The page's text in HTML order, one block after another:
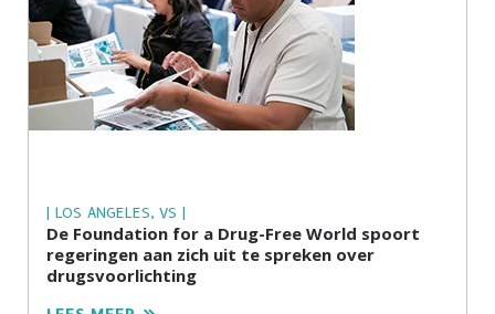
| LOS ANGELES, VS |
De Foundation for a Drug-Free World spoort
regeringen aan zich uit te spreken over
drugsvoorlichting